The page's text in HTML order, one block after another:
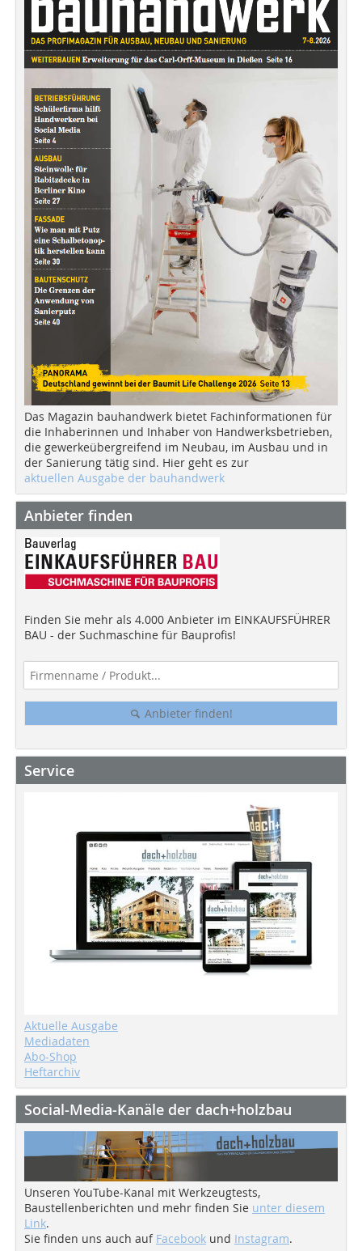
Das Magazin bauhandwerk bietet Fachinformationen für
die Inhaberinnen und Inhaber von Handwerksbetrieben,
die gewerkeübergreifend im Neubau, im Ausbau und in
der Sanierung tätig sind. Hier geht es zur
aktuellen Ausgabe der bauhandwerk
Anbieter finden
Finden Sie mehr als 4.000 Anbieter im EINKAUFSFÜHRER
BAU - der Suchmaschine für Bauprofis!
Anbieter finden!
Service
Aktuelle Ausgabe
Mediadaten
Abo-Shop
Heftarchiv
Social-Media-Kanäle der dach+holzbau
Unseren YouTube-Kanal mit Werkzeugtests,
Baustellenberichten und mehr finden Sie unter diesem
Link.
Sie finden uns auch auf Facebook und Instagram.